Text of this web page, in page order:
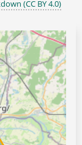
(CC BY 4.0)